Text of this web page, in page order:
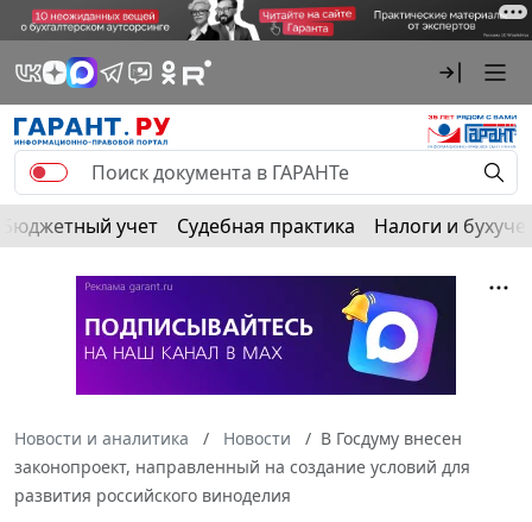
Бюджетный учет Судебная практика Налоги и
Новости и аналитика Новости
В Госдуму внесен
законопроект, направленный на создание условий для
развития российского виноделия